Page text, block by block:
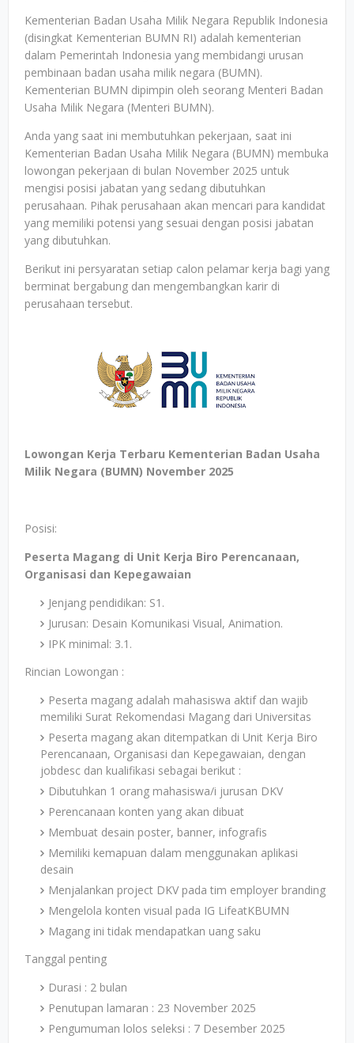
Kementerian Badan Usaha Milik Negara Republik Indonesia
(disingkat Kementerian BUMN RI) adalah kementerian
dalam Pemerintah Indonesia yang membidangi urusan
pembinaan badan usaha milik negara (BUMN).
Kementerian BUMN dipimpin oleh seorang Menteri Badan
Usaha Milik Negara (Menteri BUMN).
Anda yang saat ini membutuhkan pekerjaan, saat ini
Kementerian Badan Usaha Milik Negara (BUMN) membuka
lowongan pekerjaan di bulan November 2025 untuk
mengisi posisi jabatan yang sedang dibutuhkan
perusahaan. Pihak perusahaan akan mencari para kandidat
yang memiliki potensi yang sesuai dengan posisi jabatan
yang dibutuhkan.
Berikut ini persyaratan setiap calon pelamar kerja bagi yang
berminat bergabung dan mengembangkan karir di
perusahaan tersebut.
Lowongan Kerja Terbaru Kementerian Badan Usaha
Milik Negara (BUMN) November 2025
Posisi:
Peserta Magang di Unit Kerja Biro Perencanaan,
Organisasi dan Kepegawaian
Jenjang pendidikan: S1.
Jurusan: Desain Komunikasi Visual, Animation.
IPK minimal: 3.1.
Rincian Lowongan :
Peserta magang adalah mahasiswa aktif dan wajib
memiliki Surat Rekomendasi Magang dari Universitas
Peserta magang akan ditempatkan di Unit Kerja Biro
Perencanaan, Organisasi dan Kepegawaian, dengan
jobdesc dan kualifikasi sebagai berikut :
Dibutuhkan 1 orang mahasiswa/i jurusan DKV
Perencanaan konten yang akan dibuat
Membuat desain poster, banner, infografis
Memiliki kemapuan dalam menggunakan aplikasi
desain
Menjalankan project DKV pada tim employer branding
Mengelola konten visual pada IG LifeatKBUMN
Magang ini tidak mendapatkan uang saku
Tanggal penting
Durasi : 2 bulan
Penutupan lamaran : 23 November 2025
Pengumuman lolos seleksi : 7 Desember 2025